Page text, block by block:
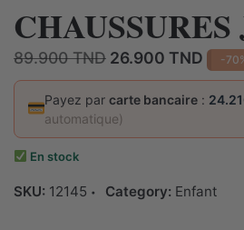
89.900TND Le
prix
initial
était :
89.900 TND.
26.900 TND Le
prix
actuel
-
Payez parcarte bancaire :
automatique)
En stock
SKU: 12145 Category: Enfant